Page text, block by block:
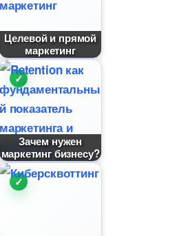
Целевой и прямой
маркетин
Зачем нужен
маркетинг бизнесу?